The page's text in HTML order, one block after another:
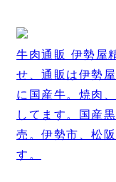
牛肉通販 伊勢屋
せ、通販は伊勢
に国産牛。焼肉
してます。国産
売。伊勢市、松
す。